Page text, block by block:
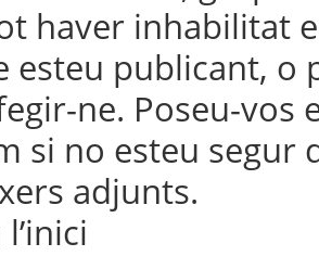
haver inhabilitat
esteu publicant,
ne. Poseu-vos
si no esteu segur
adjunts.